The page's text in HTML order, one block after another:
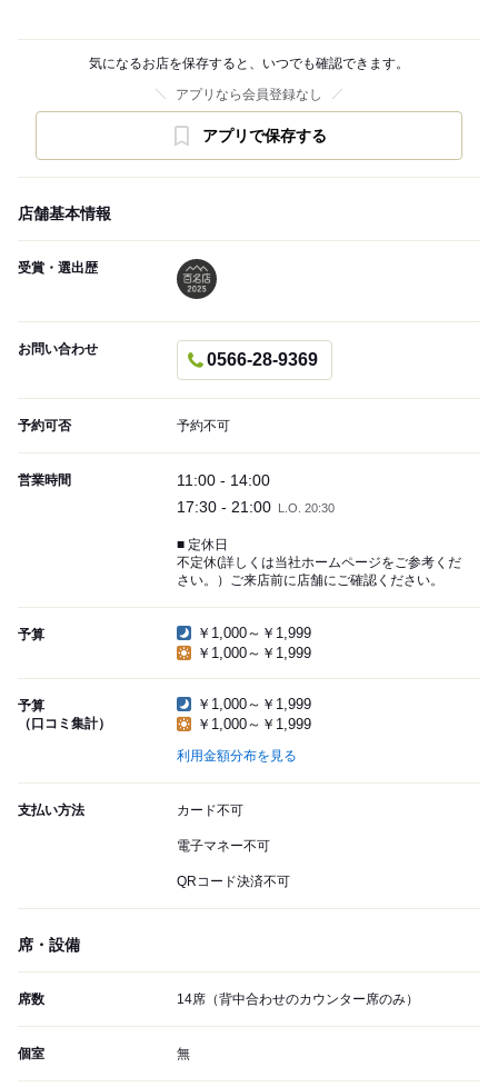
気になるお店を保存すると、いつでも確認できます。
アプリなら会員登録なし
アプリで保存する
店舗基本情報
受賞・選出歴
お問い合わせ
0566-28-9369
予約可否 予約不可
営業時間
11:00 - 14:00
17:30 - 21:00
L.O. 20:30
■ 定休日
不定休(詳しくは当社ホームページをご参考くだ
さい。）ご来店前に店舗にご確認ください。
予算
￥1,000～￥1,999
￥1,000～￥1,999
予算
（口コミ集計）
￥1,000～￥1,999
￥1,000～￥1,999
利用金額分布を見る
支払い方法 カード不可
電子マネー不可
QRコード決済不可
席・設備
席数 14席（背中合わせのカウンター席のみ）
個室 無